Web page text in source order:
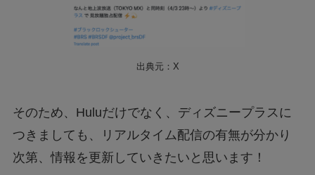
出典元：X
そのため、Huluだけでなく、ディズニープラスに
つきましても、リアルタイム配信の有無が分かり
次第、情報を更新していきたいと思います！